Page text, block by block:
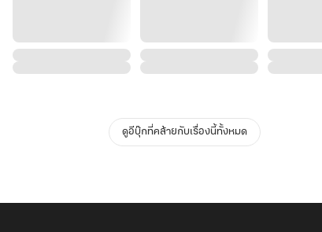
ดูอีบุ๊กที่คล้ายกับเรื่องนี้ทั้งหมด